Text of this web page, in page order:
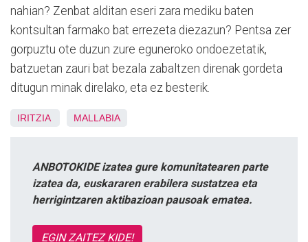
nahian? Zenbat alditan eseri zara mediku baten
kontsultan farmako bat errezeta diezazun? Pentsa zer
gorpuztu ote duzun zure eguneroko ondoezetatik,
batzuetan zauri bat bezala zabaltzen direnak gordeta
ditugun minak direlako, eta ez besterik.
IRITZIA MALLABIA
ANBOTOKIDE izatea gure komunitatearen parte
izatea da, euskararen erabilera sustatzea eta
herrigintzaren aktibazioan pausoak ematea.
EGIN ZAITEZ KIDE!